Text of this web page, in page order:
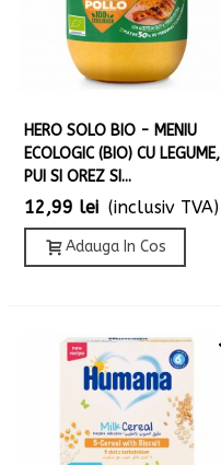
HERO SOLO BIO - MENIU
ECOLOGIC (BIO) CU LEGUME,
PUI SI OREZ SI...
12,99 lei (inclusiv TVA)
Adauga In Cos